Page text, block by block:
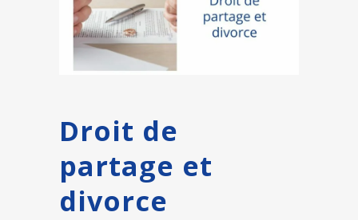
Droit de
partage et
divorce